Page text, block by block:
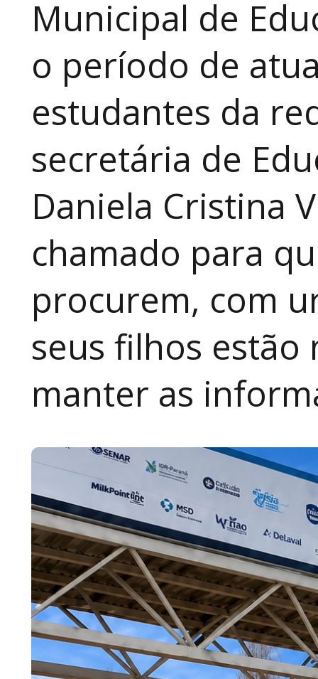
Municipal de
o período de
estudantes da
secretária de
Daniela Cristina
chamado para
procurem, com
seus filhos
manter as